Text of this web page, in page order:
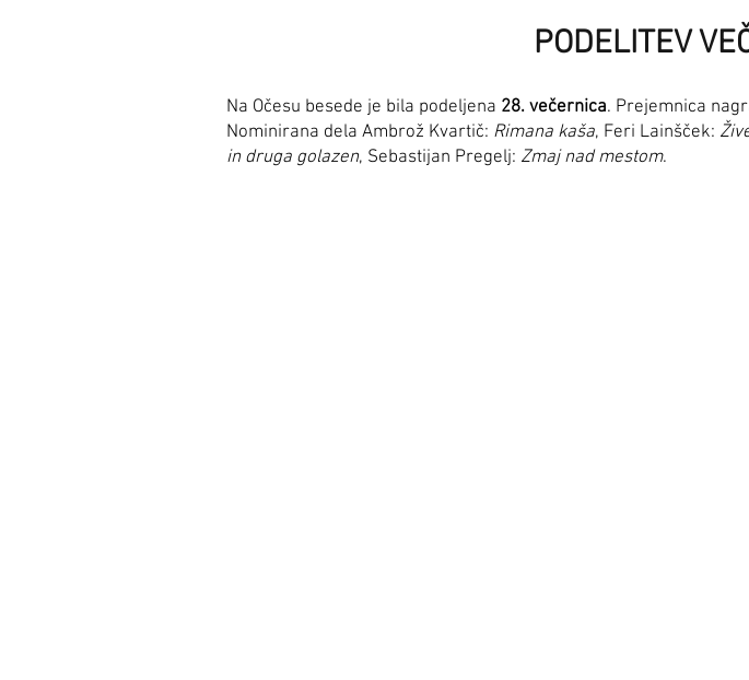
PODELITEV
Na Očesu besede je bila podeljena 28. večernica. Prejemnica
Nominirana dela Ambrož Kvartič: Rimana kaša, Feri Lainšček:
in druga golazen, Sebastijan Pregelj: Zmaj nad mestom.